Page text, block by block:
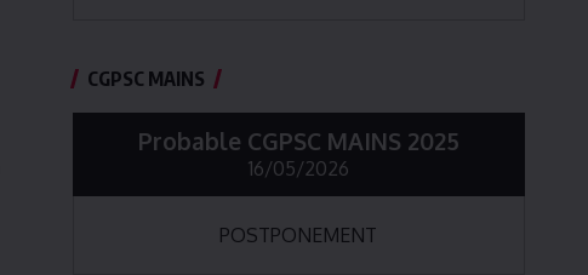
CGPSC MAINS
Probable CGPSC MAINS 2025
16/05/2026
POSTPONEMENT